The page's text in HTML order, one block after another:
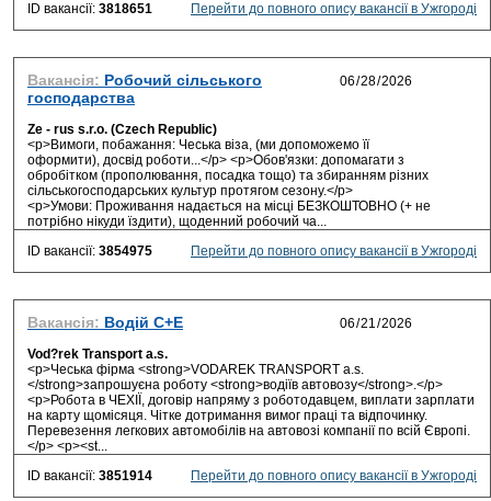
ID вакансії: 3818651 Перейти до повного опису вакансії в Ужгороді
Вакансія: Робочий сільського
господарства
Ze - rus s.r.o. (Czech Republic)
<p>Вимоги, побажання: Чеська віза, (ми допоможемо її
оформити), досвід роботи...</p> <p>Обов'язки: допомагати з
обробітком (прополювання, посадка тощо) та збиранням різних
сільськогосподарських культур протягом сезону.</p>
<p>Умови: Проживання надається на місці БЕЗКОШТОВНО (+ не
потрібно нікуди їздити), щоденний робочий ча...
ID вакансії: 3854975 Перейти до повного опису вакансії в Ужгороді
Вакансія: Водій С+Е
Vod?rek Transport a.s.
<p>Чеська фірма <strong>VODAREK TRANSPORT a.s.
</strong>запрошуєна роботу <strong>водіїв автовозу</strong>.</p>
<p>Робота в ЧЕХІЇ, договір напряму з роботодавцем, виплати зарплати
на карту щомісяця. Чітке дотримання вимог праці та відпочинку.
Перевезення легкових автомобілів на автовозі компанії по всій Європі.
</p> <p><st...
ID вакансії: 3851914 Перейти до повного опису вакансії в Ужгороді